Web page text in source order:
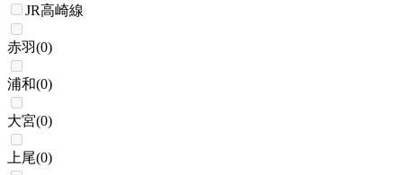
JR高崎線
赤羽(0)
浦和(0)
大宮(0)
上尾(0)